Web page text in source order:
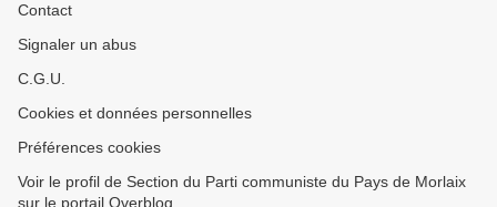
Contact
Signaler un abus
C.G.U.
Cookies et données personnelles
Préférences cookies
Voir le profil de Section du Parti communiste du Pays de Morlaix
sur le portail Overblog